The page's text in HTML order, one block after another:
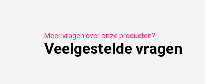
Meer vragen over onze producten?
Veelgestelde vragen